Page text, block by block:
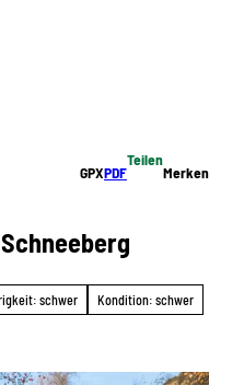
GPXPDF
Teilen
Merken
schwer
Kondition: schwer